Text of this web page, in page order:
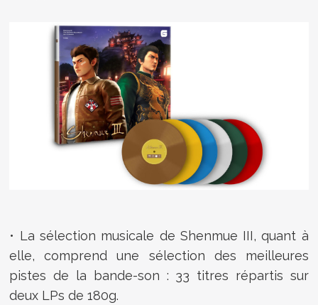
• La sélection musicale de Shenmue III, quant à
elle, comprend une sélection des meilleures
pistes de la bande-son : 33 titres répartis sur
deux LPs de 180g.